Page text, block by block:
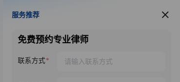
服务推荐
服务推荐
免费预约专业律师
联系方式